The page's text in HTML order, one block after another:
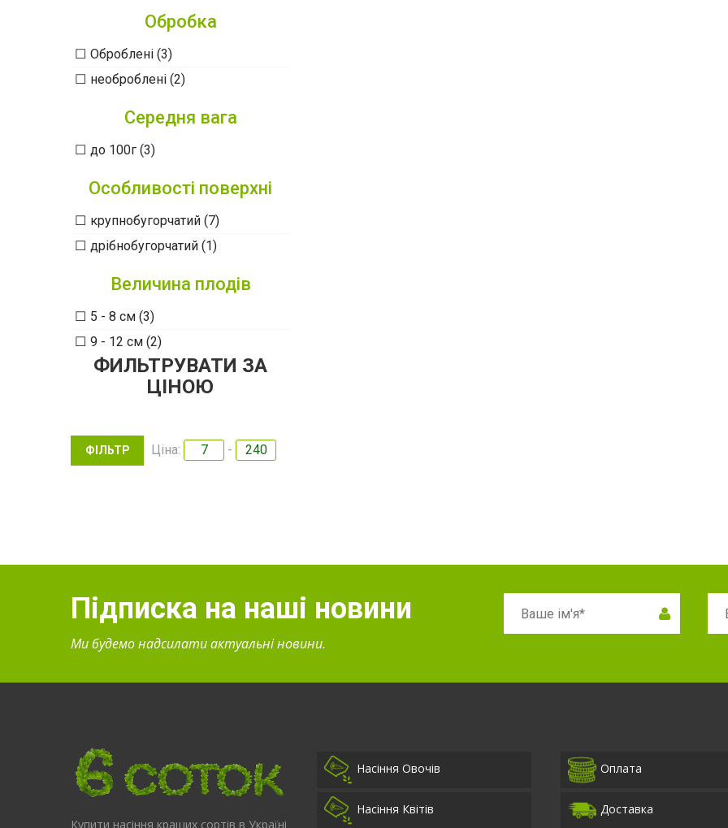
Обробка
Оброблені (3)
необроблені (2)
Середня вага
до 100г (3)
Особливості поверхні
крупнобугорчатий (7)
дрібнобугорчатий (1)
Величина плодів
5 - 8 см (3)
9 - 12 см (2)
ФИЛЬТРУВАТИ ЗА
ЦІНОЮ
Ціна: -
Підписка на наші новини
Ми будемо надсилати актуальні новини.
Купити насіння кращих сортів в Україні
Насіння Овочів
Насіння Квітів
Оплата
Доставка